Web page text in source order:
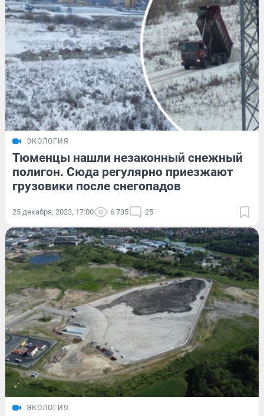
ЭКОЛОГИЯ
Тюменцы нашли незаконный снежный
полигон. Сюда регулярно приезжают
грузовики после снегопадов
25 декабря, 2023, 17:00 6 735 25
ЭКОЛОГИЯ